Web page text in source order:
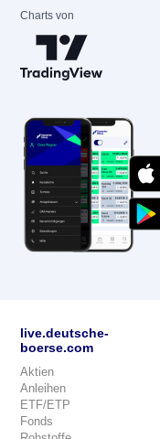
Charts von
live.deutsche-
boerse.com
Aktien
Anleihen
ETF/ETP
Fonds